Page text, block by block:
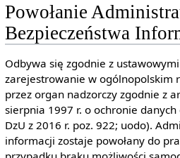
Powołanie
Bezpieczeństwa
Odbywa się zgodnie z
zarejestrowanie w ogólnopolskim
przez organ nadzorczy zgodnie z
sierpnia 1997 r. o ochronie
DzU z 2016 r. poz. 922; uodo).
informacji zostaje powołany do